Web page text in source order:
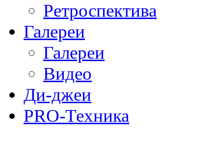
Ретроспектива
Галереи
Галереи
Видео
Ди-джеи
PRO-Техника